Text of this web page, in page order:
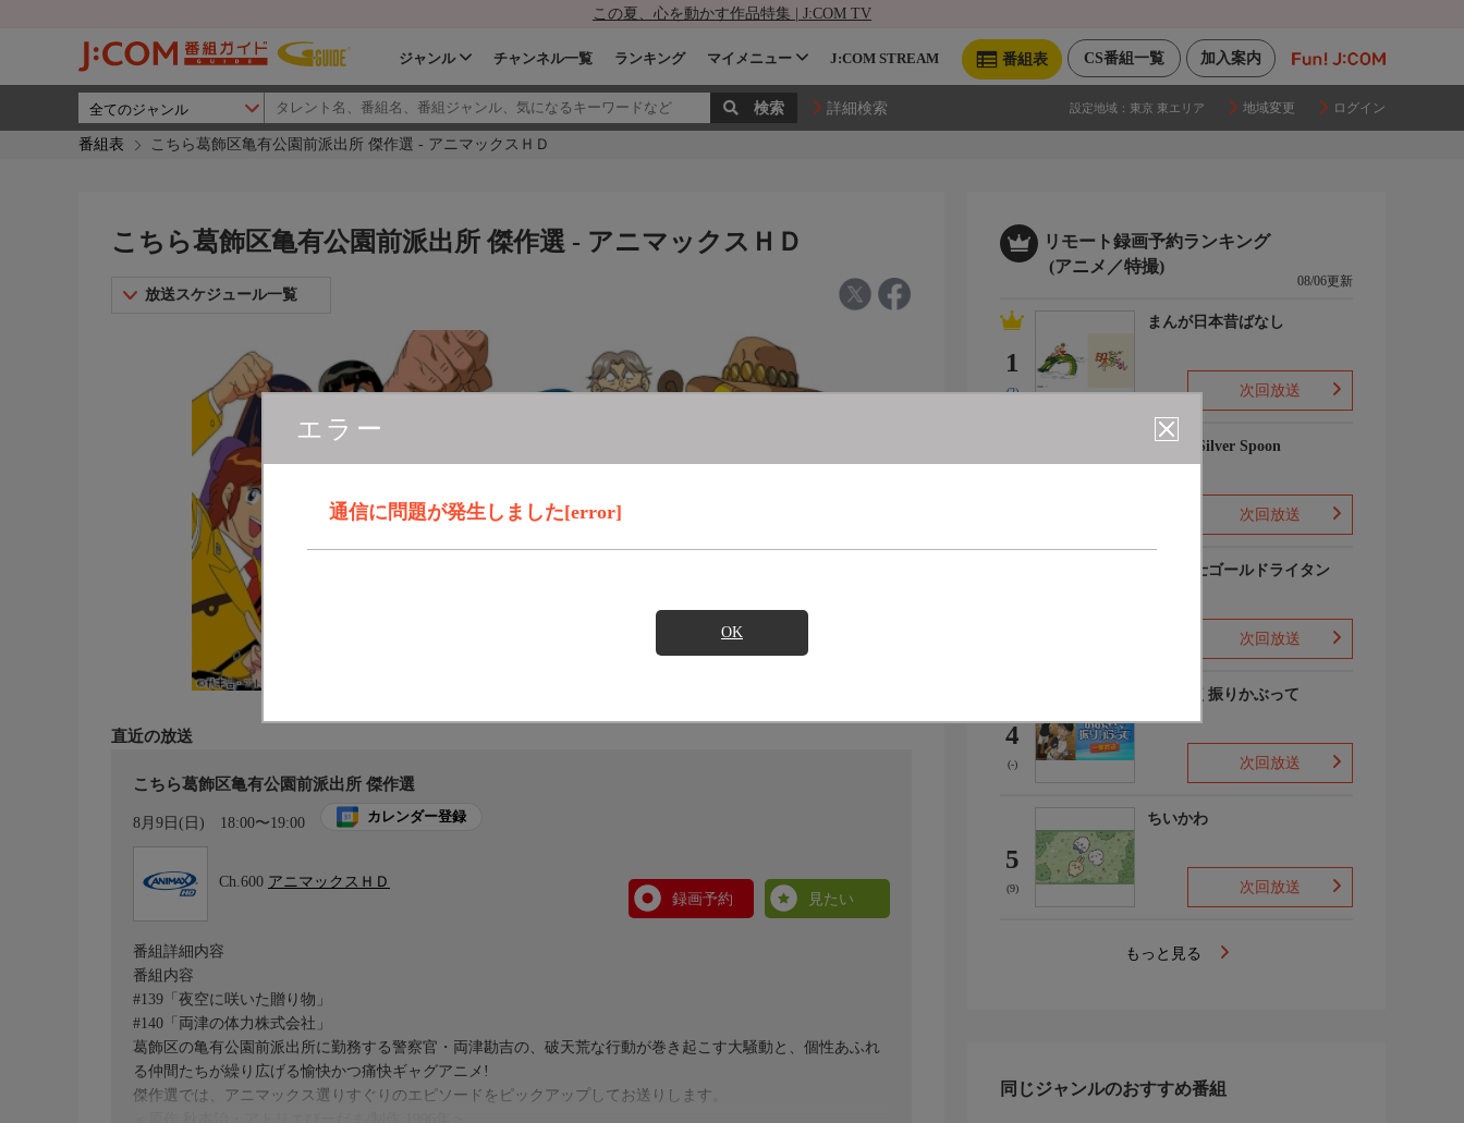
この夏、心を動かす作品特集 | J:COM TV
加入案内
CS番組一覧
番組表
ジャンル チャンネル一覧 ランキング マイメニュー J:COM STREAM
詳細検索 設定地域： 東京 東エリア 地域変更 ログイン
番組表 こちら葛飾区亀有公園前派出所 傑作選 - アニマックスＨＤ
エラー
通信に問題が発生しました[error]
OK
こちら葛飾区亀有公園前派出所 傑作選 - アニマックスＨＤ
放送スケジュール一覧
直近の放送
こちら葛飾区亀有公園前派出所 傑作選
8月9日(日) 18:00〜19:00 カレンダー登録
Ch.600 アニマックスＨＤ
録画予約
見たい
番組詳細内容
番組内容
#139「夜空に咲いた贈り物」
#140「両津の体力株式会社」
葛飾区の亀有公園前派出所に勤務する警察官・両津勘吉の、破天荒な行動が巻き起こす大騒動と、個性あふれ
る仲間たちが繰り広げる愉快かつ痛快ギャグアニメ!
傑作選では、アニマックス選りすぐりのエピソードをピックアップしてお送りします。
リモート録画予約ランキング
(アニメ／特撮)
08/06更新
1
(2)
まんが日本昔ばなし
次回放送
銀の匙 Silver Spoon
次回放送
黄金戦士ゴールドライタン
次回放送
4
(-)
おおきく振りかぶって
次回放送
5
(9)
ちいかわ
次回放送
もっと見る
同じジャンルのおすすめ番組